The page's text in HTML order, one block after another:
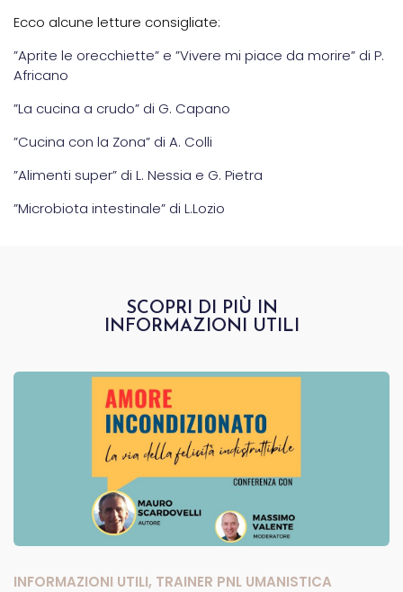
Ecco alcune letture consigliate:
”Aprite le orecchiette” e ”Vivere mi piace da morire” di P.
Africano
”La cucina a crudo” di G. Capano
”Cucina con la Zona” di A. Colli
”Alimenti super” di L. Nessia e G. Pietra
”Microbiota intestinale” di L.Lozio
SCOPRI DI PIÙ IN
INFORMAZIONI UTILI
INFORMAZIONI UTILI, TRAINER PNL UMANISTICA